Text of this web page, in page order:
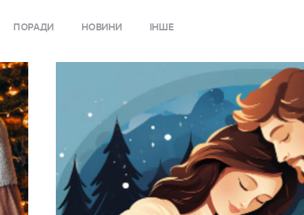
ПОРАДИ НОВИНИ ІНШЕ